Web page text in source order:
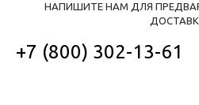
НАПИШИТЕ НАМ ДЛЯ
+7 (800) 302-13-61